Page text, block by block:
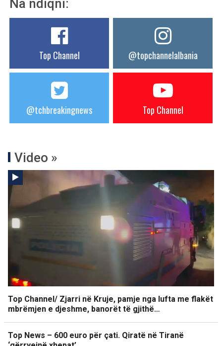
Na ndiqni:
Top Channel @topchannelalbania
@tchbreakingnews Top Channel
Video »
Top Channel/ Zjarri në Kruje, pamje nga lufta me flakët
mbrëmjen e djeshme, banorët të gjithë…
Top News – 600 euro për çati. Qiratë në Tiranë